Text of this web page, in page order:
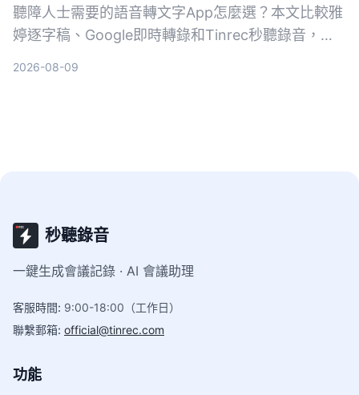
聽障人士需要的語音轉文字App怎麼選？本文比較雅
婷逐字稿、Google即時轉錄和Tinrec秒聽錄音，從
2026-08-09
秒聽錄音
一鍵生成會議記錄 · AI 會議助理
客服時間: 9:00-18:00（工作日）
聯繫郵箱: official@tinrec.com
功能